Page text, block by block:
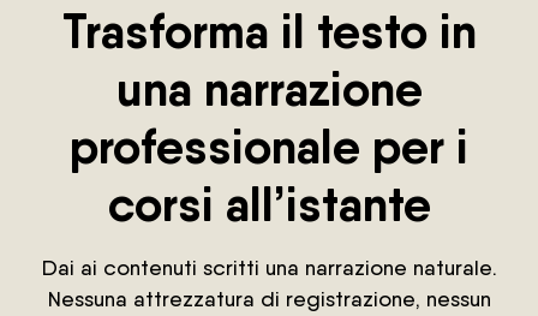
Trasforma il testo in
una narrazione
professionale per i
corsi all’istante
Dai ai contenuti scritti una narrazione naturale.
Nessuna attrezzatura di registrazione, nessun